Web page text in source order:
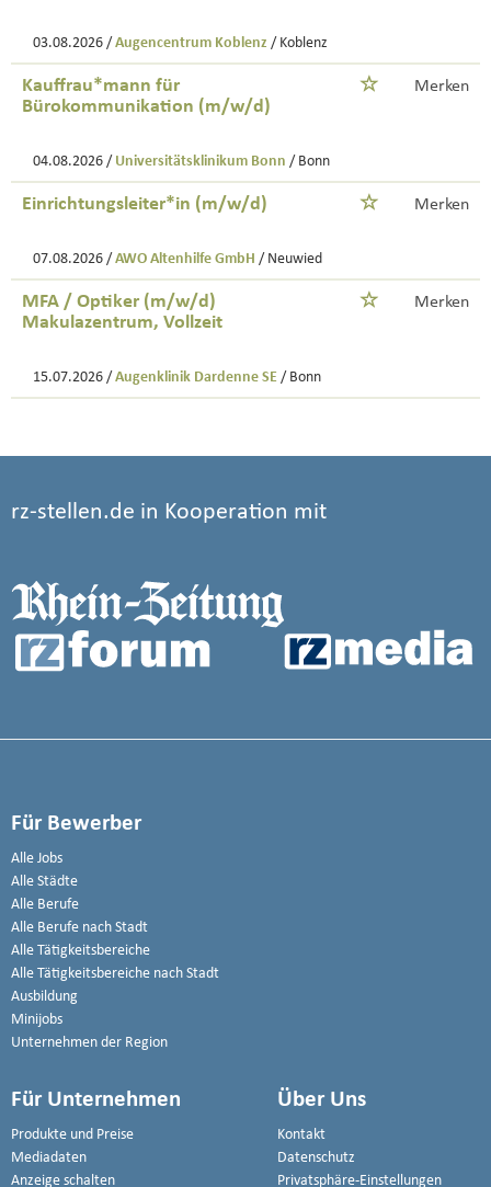
03.08.2026 / Augencentrum Koblenz / Koblenz
Kauffrau*mann für
Bürokommunikation (m/w/d)
Merken
04.08.2026 / Universitätsklinikum Bonn / Bonn
Einrichtungsleiter*in (m/w/d) Merken
07.08.2026 / AWO Altenhilfe GmbH / Neuwied
MFA / Optiker (m/w/d)
Makulazentrum, Vollzeit
Merken
15.07.2026 / Augenklinik Dardenne SE / Bonn
rz-stellen.de in Kooperation mit
Für Bewerber
Alle Jobs
Alle Städte
Alle Berufe
Alle Berufe nach Stadt
Alle Tätigkeitsbereiche
Alle Tätigkeitsbereiche nach Stadt
Ausbildung
Minijobs
Unternehmen der Region
Für Unternehmen
Produkte und Preise
Mediadaten
Anzeige schalten
Über Uns
Kontakt
Datenschutz
Privatsphäre-Einstellungen